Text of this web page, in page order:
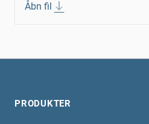
Åbn fil
PRODUKTER